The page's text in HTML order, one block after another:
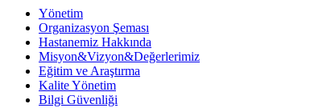
Yönetim
Organizasyon Şeması
Hastanemiz Hakkında
Misyon&Vizyon&Değerlerimiz
Eğitim ve Araştırma
Kalite Yönetim
Bilgi Güvenliği